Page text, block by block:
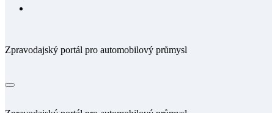
Zpravodajský portál pro automobilový průmysl